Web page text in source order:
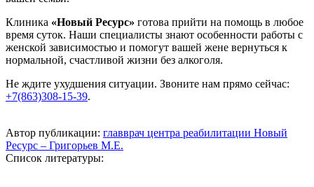
Клиника «Новый Ресурс» готова прийти на помощь в любое
время суток. Наши специалисты знают особенности работы с
женской зависимостью и помогут вашей жене вернуться к
нормальной, счастливой жизни без алкоголя.
Не ждите ухудшения ситуации. Звоните нам прямо сейчас:
+7(863)308-15-39.
Автор публикации: главврач центра реабилитации Новый
Ресурс – Григорьев М.Е.
Список литературы: